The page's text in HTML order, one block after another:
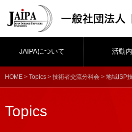
JAIPAについて 活動
HOME > Topics > 技術者交流分科会 > 地域ISP
Topics